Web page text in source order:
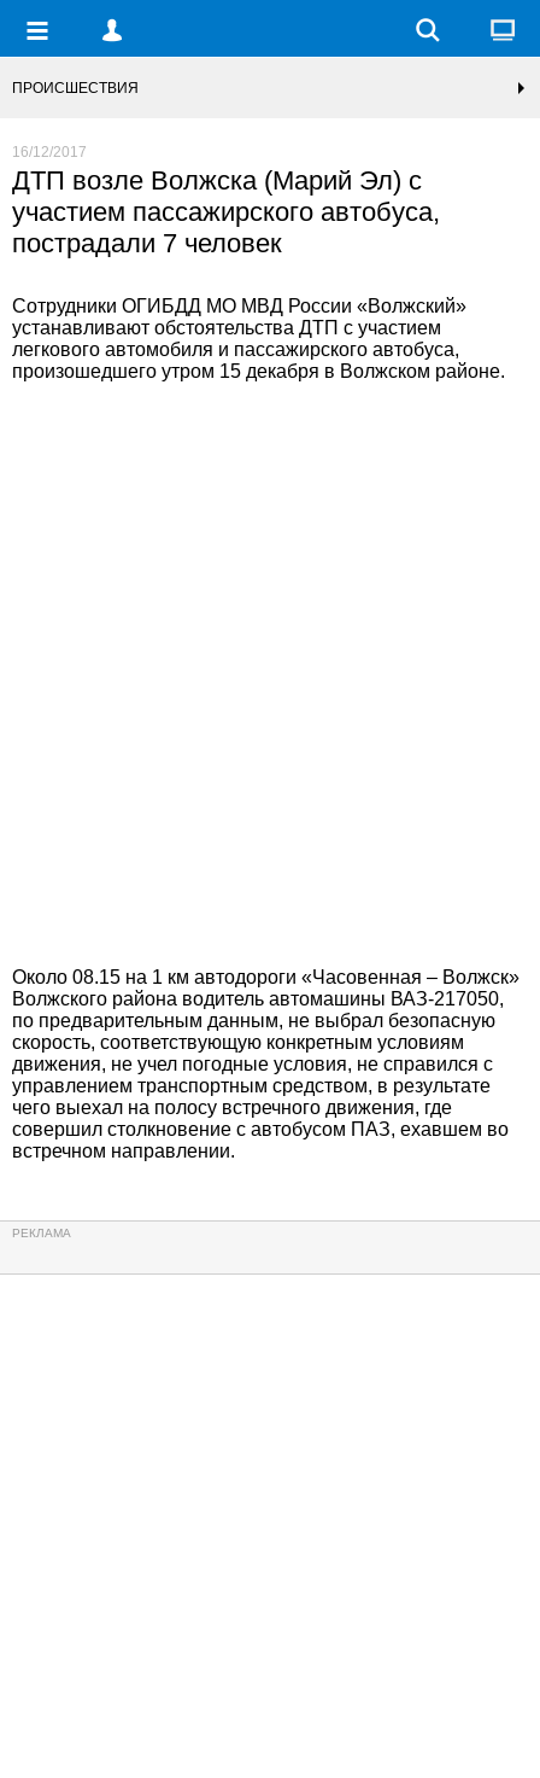
ПРОИСШЕСТВИЯ
16/12/2017
ДТП возле Волжска (Марий Эл) с
участием пассажирского автобуса,
пострадали 7 человек
Сотрудники ОГИБДД МО МВД России «Волжский»
устанавливают обстоятельства ДТП с участием
легкового автомобиля и пассажирского автобуса,
произошедшего утром 15 декабря в Волжском районе.
Около 08.15 на 1 км автодороги «Часовенная – Волжск»
Волжского района водитель автомашины ВАЗ-217050,
по предварительным данным, не выбрал безопасную
скорость, соответствующую конкретным условиям
движения, не учел погодные условия, не справился с
управлением транспортным средством, в результате
чего выехал на полосу встречного движения, где
совершил столкновение с автобусом ПАЗ, ехавшем во
встречном направлении.